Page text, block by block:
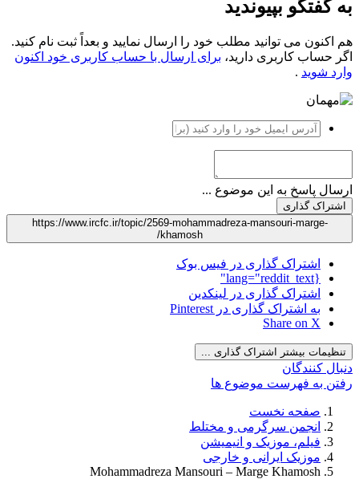
به گفتگو بپیوندید
هم اکنون می توانید مطلب خود را ارسال نمایید و بعداً ثبت نام کنید.
اگر حساب کاربری دارید، برای ارسال با حساب کاربری خود اکنون
وارد شوید .
ارسال پاسخ به این موضوع ...
اشتراک گذاری
https://www.ircfc.ir/topic/2569-mohammadreza-mansouri-marge-
khamosh/
اشتراک گذاری در فیس بوک
{lang="reddit_text"
اشتراک گذاری در لینکدین
به اشتراک گذاری در Pinterest
Share on X
تنظیمات بیشتر اشتراک گذاری ...
دنبال کنندگان
رفتن به فهرست موضوع ها
صفحه نخست
انجمن سرگرمی و مختلط
فیلم، موزیک و انیمیشن
موزیک ایرانی و خارجی
Mohammadreza Mansouri – Marge Khamosh